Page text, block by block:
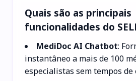
Quais são as principais
funcionalidades do
MediDoc AI Chatbot:
instantâneo a mais de 100
especialistas sem tempos de